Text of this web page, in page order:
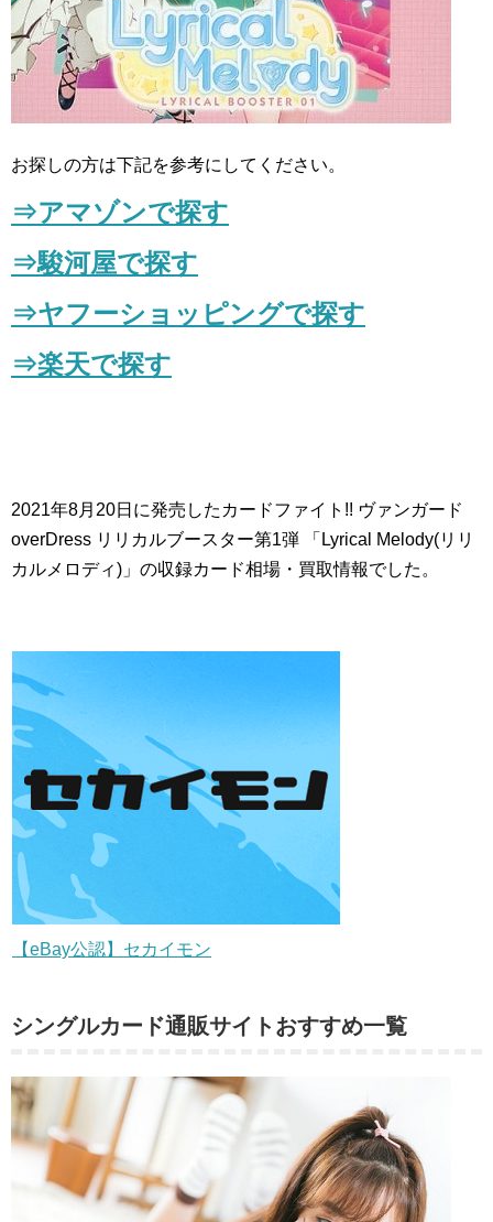
お探しの方は下記を参考にしてください。
⇒アマゾンで探す
⇒駿河屋で探す
⇒ヤフーショッピングで探す
⇒楽天で探す
2021年8月20日に発売したカードファイト!! ヴァンガード
overDress リリカルブースター第1弾 「Lyrical Melody(リリ
カルメロディ)」の収録カード相場・買取情報でした。
【eBay公認】セカイモン
シングルカード通販サイトおすすめ一覧